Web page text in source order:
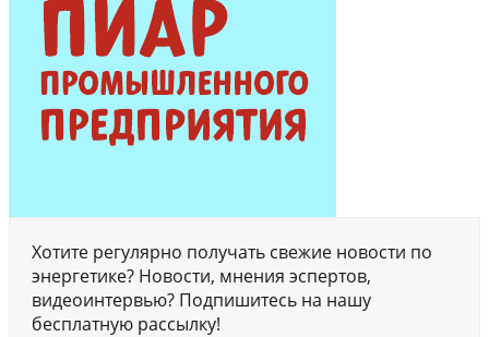
Хотите регулярно получать свежие новости по
энергетике? Новости, мнения эспертов,
видеоинтервью? Подпишитесь на нашу
бесплатную рассылку!